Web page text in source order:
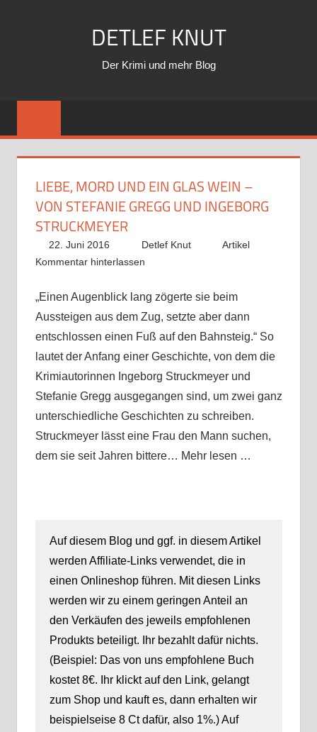
DETLEF KNUT
Der Krimi und mehr Blog
LIEBE, MORD UND EIN GLAS WEIN –
VON STEFANIE GREGG UND INGEBORG
STRUCKMEYER
22. Juni 2016 Detlef Knut
Artikel
Kommentar hinterlassen
„Einen Augenblick lang zögerte sie beim
Aussteigen aus dem Zug, setzte aber dann
entschlossen einen Fuß auf den Bahnsteig.“ So
lautet der Anfang einer Geschichte, von dem die
Krimiautorinnen Ingeborg Struckmeyer und
Stefanie Gregg ausgegangen sind, um zwei ganz
unterschiedliche Geschichten zu schreiben.
Struckmeyer lässt eine Frau den Mann suchen,
dem sie seit Jahren bittere… Mehr lesen …
Auf diesem Blog und ggf. in diesem Artikel
werden Affiliate-Links verwendet, die in
einen Onlineshop führen. Mit diesen Links
werden wir zu einem geringen Anteil an
den Verkäufen des jeweils empfohlenen
Produkts beteiligt. Ihr bezahlt dafür nichts.
(Beispiel: Das von uns empfohlene Buch
kostet 8€. Ihr klickt auf den Link, gelangt
zum Shop und kauft es, dann erhalten wir
beispielseise 8 Ct dafür, also 1%.) Auf